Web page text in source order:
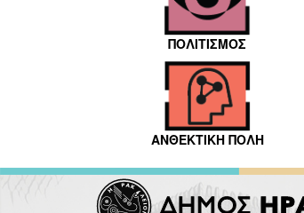
ΠΟΛΙΤΙΣΜΟΣ
ΑΝΘΕΚΤΙΚΗ ΠΟΛΗ